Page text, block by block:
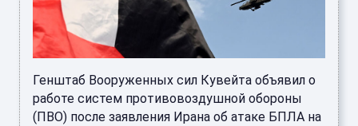
Генштаб Вооруженных сил Кувейта объявил о
работе систем противовоздушной обороны
(ПВО) после заявления Ирана об атаке БПЛА на